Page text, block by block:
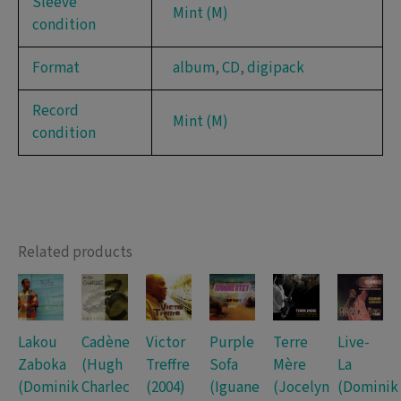
condition
Mint (M)
Format album,CD,digipack
Record
condition
Mint (M)
Related products
Lakou
Zaboka
(Dominik
Cadène
(Hugh
Charlec
Victor
Treffre
(2004)
Purple
Sofa
(Iguane
Terre
Mère
(Jocelyn
Live-
La
(Dominik